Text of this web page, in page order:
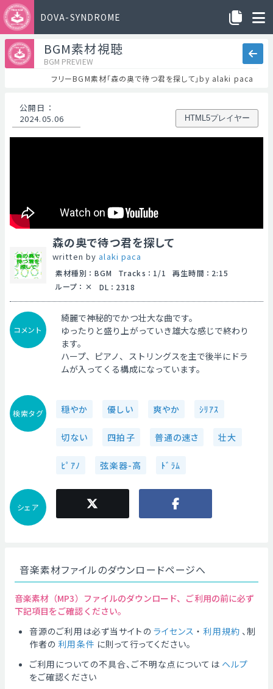
DOVA-SYNDROME
BGM素材視聴
BGM PREVIEW
フリーBGM素材「森の奥で待つ君を探して」by alaki paca
公開日 ：
2024.05.06
HTML5プレイヤー
森の奥で待つ君を探して
written by alaki paca
素材種別 ： BGM Tracks ： 1/1 再生時間 ： 2:15
ループ ： DL ： 2318
コメント
綺麗で神秘的でかつ壮大な曲です。
ゆったりと盛り上がっていき雄大な感じで終わり
ます。
ハープ、ピアノ、ストリングスを主で後半にドラ
ムが入ってくる構成になっています。
検索タグ 穏やか 優しい 爽やか ｼﾘｱｽ
切ない 四拍子 普通の速さ 壮大
ﾋﾟｱﾉ 弦楽器-高 ﾄﾞﾗﾑ
シェア
音楽素材ファイルのダウンロードページへ
音楽素材（MP3）ファイルのダウンロード、ご利用の前に必ず
下記項目をご確認ください。
音源のご利用は必ず当サイトの ライセンス ・ 利用規約 、制
作者の 利用条件 に則って行ってください。
ご利用についての不具合、ご不明な点については ヘルプ
をご確認ください